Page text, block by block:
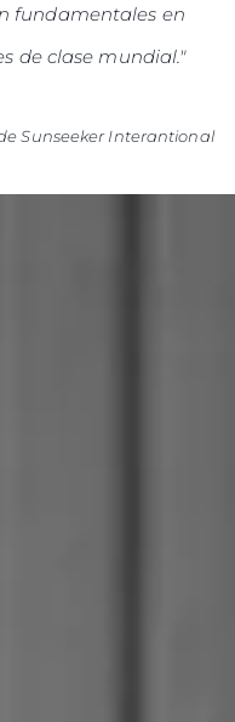
fundamentales en
de clase mundial."
Sunseeker Interantional